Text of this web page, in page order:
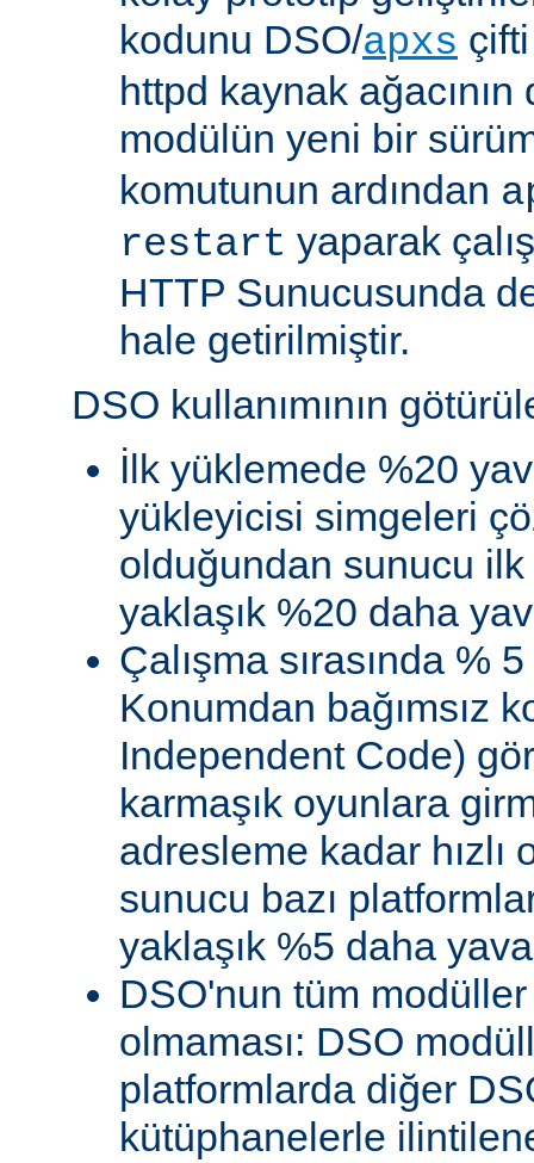
kodunu DSO/apxs
httpd kaynak ağacının
modülün yeni bir
komutunun ardından
restart yaparak
HTTP Sunucusunda
hale getirilmiştir.
DSO kullanımının
İlk yüklemede %20
yükleyicisi simgeleri
olduğundan sunucu ilk
yaklaşık %20 daha
Çalışma sırasında %
Konumdan bağımsız
Independent Code)
karmaşık oyunlara
adresleme kadar hızlı
sunucu bazı
yaklaşık %5 daha
DSO'nun tüm
olmaması: DSO
platformlarda diğer
kütüphanelerle